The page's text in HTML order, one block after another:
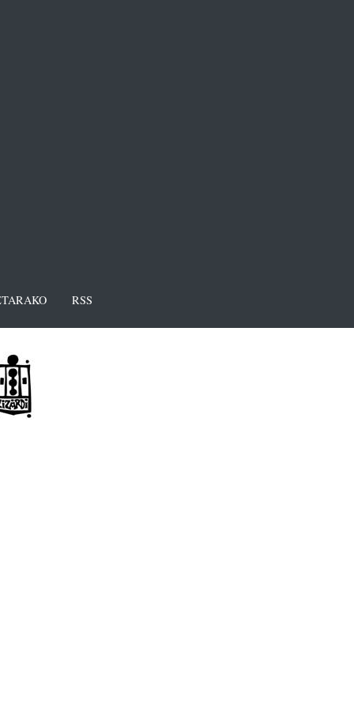
RSS